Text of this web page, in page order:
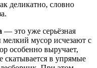
деликатно, словно
— это уже серьёзная
мусор исчезают с
особенно выручает,
скатывается в упрямые